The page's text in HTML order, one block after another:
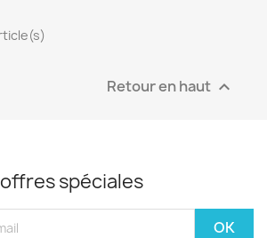
Retour en haut 
spéciales